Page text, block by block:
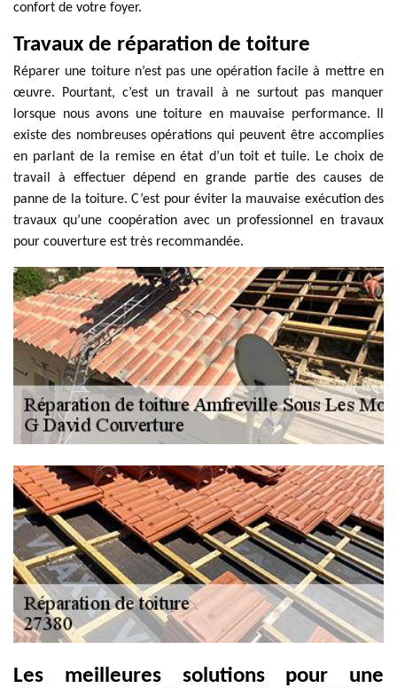
confort de votre foyer.
Travaux de réparation de toiture
Réparer une toiture n’est pas une opération facile à mettre en
œuvre. Pourtant, c’est un travail à ne surtout pas manquer
lorsque nous avons une toiture en mauvaise performance. Il
existe des nombreuses opérations qui peuvent être accomplies
en parlant de la remise en état d’un toit et tuile. Le choix de
travail à effectuer dépend en grande partie des causes de
panne de la toiture. C’est pour éviter la mauvaise exécution des
travaux qu’une coopération avec un professionnel en travaux
pour couverture est très recommandée.
Les meilleures solutions pour une